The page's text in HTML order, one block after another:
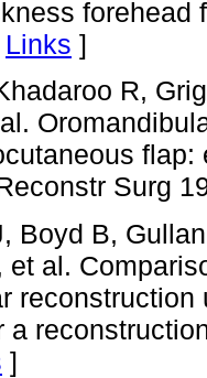
forehead
Links ]
R,
Surg
Boyd B,
et al.
a
]